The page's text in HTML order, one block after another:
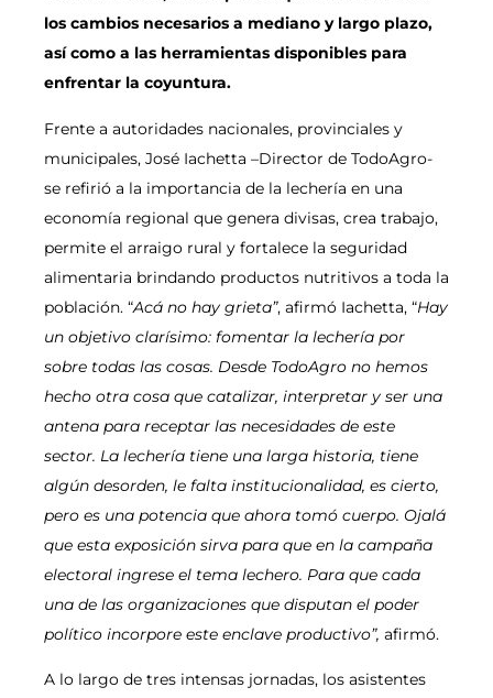
los cambios necesarios a mediano y largo plazo,
así como a las herramientas disponibles para
enfrentar la coyuntura.
Frente a autoridades nacionales, provinciales y
municipales, José Iachetta –Director de TodoAgro-
se refirió a la importancia de la lechería en una
economía regional que genera divisas, crea trabajo,
permite el arraigo rural y fortalece la seguridad
alimentaria brindando productos nutritivos a toda la
población. “Acá no hay grieta”, afirmó Iachetta, “Hay
un objetivo clarísimo: fomentar la lechería por
sobre todas las cosas. Desde TodoAgro no hemos
hecho otra cosa que catalizar, interpretar y ser una
antena para receptar las necesidades de este
sector. La lechería tiene una larga historia, tiene
algún desorden, le falta institucionalidad, es cierto,
pero es una potencia que ahora tomó cuerpo. Ojalá
que esta exposición sirva para que en la campaña
electoral ingrese el tema lechero. Para que cada
una de las organizaciones que disputan el poder
político incorpore este enclave productivo”, afirmó.
A lo largo de tres intensas jornadas, los asistentes